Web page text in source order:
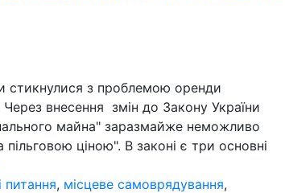
стикнулися з проблемою оренди
внесення змін до Закону України
майна" заразмайже неможливо
ціною". В законі є три основні
питання, місцеве самоврядування,